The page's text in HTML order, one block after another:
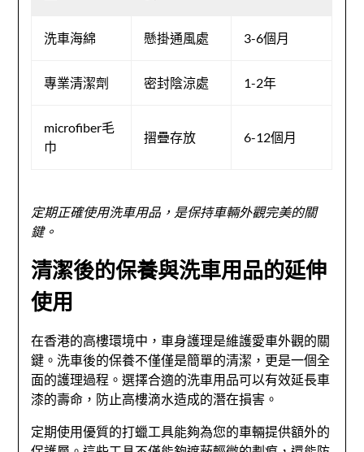
洗車海綿 懸掛通風處 3-6個月
專業清潔劑 密封陰涼處 1-2年
microfiber毛
巾
摺疊存放 6-12個月
定期正確使用洗車用品，是保持車輛外觀完美的關
鍵。
清潔後的保養與洗車用品的延伸
使用
在香港的高樓環境中，車身護理是維護愛車外觀的關
鍵。洗車後的保養不僅僅是簡單的清潔，更是一個全
面的護理過程。選擇合適的洗車用品可以有效延長車
漆的壽命，防止高樓滴水造成的潛在損害。
定期使用優質的打蠟工具能夠為您的車輛提供額外的